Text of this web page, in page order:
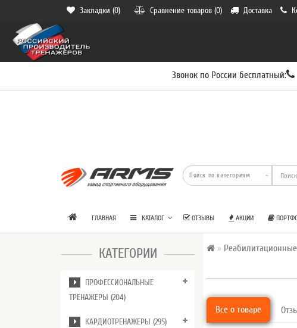
Закладки (0) Сравнение товаров (0) Доставка
Звонок по России бесплатный:
ГЛАВНАЯ КАТАЛОГ ОТЗЫВЫ АКЦИИ
КАТЕГОРИИ
ПРОФЕССИОНАЛЬНЫЕ
ТРЕНАЖЕРЫ (204)
КАРДИОТРЕНАЖЕРЫ (295)
Все о товаре